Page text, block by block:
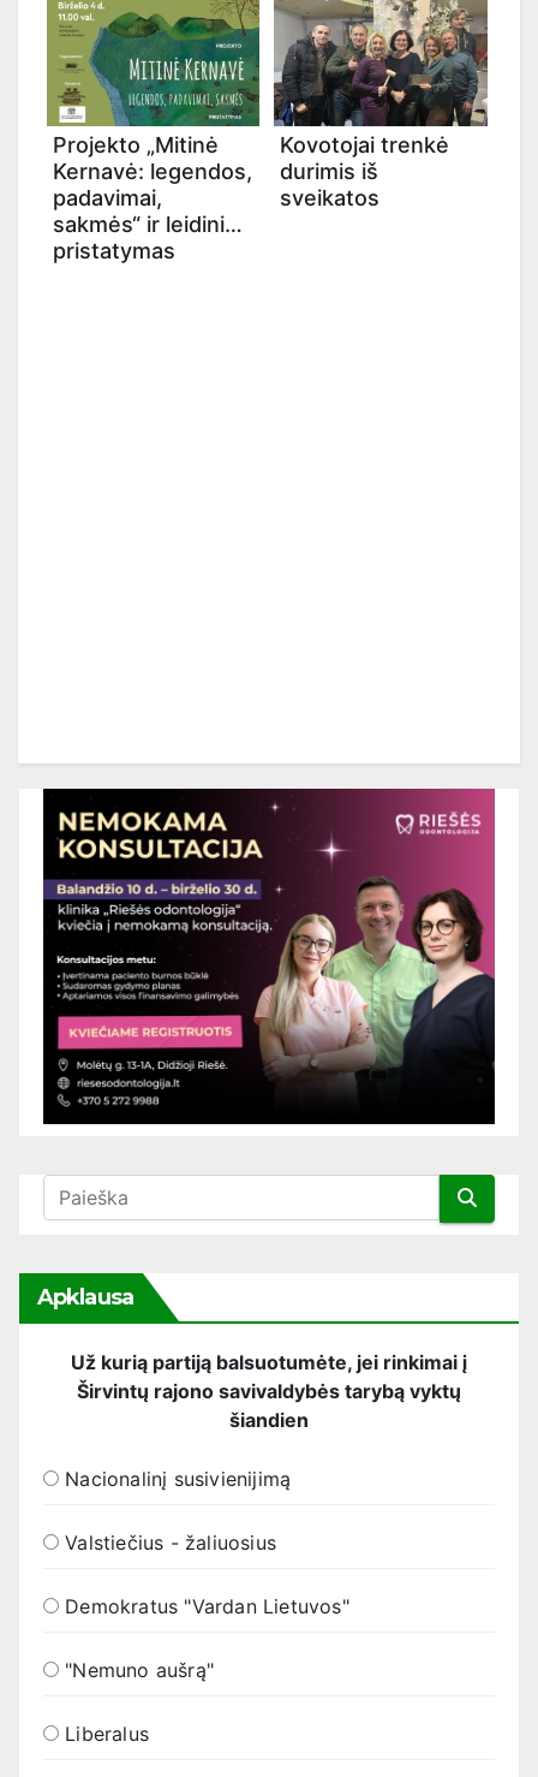
Projekto „Mitinė
Kernavė: legendos,
padavimai,
sakmės“ ir leidinio
pristatymas
Kovotojai trenkė
durimis iš
sveikatos
Apklausa
Už kurią partiją balsuotumėte, jei rinkimai į
Širvintų rajono savivaldybės tarybą vyktų
šiandien
Nacionalinį susivienijimą
Valstiečius - žaliuosius
Demokratus "Vardan Lietuvos"
"Nemuno aušrą"
Liberalus